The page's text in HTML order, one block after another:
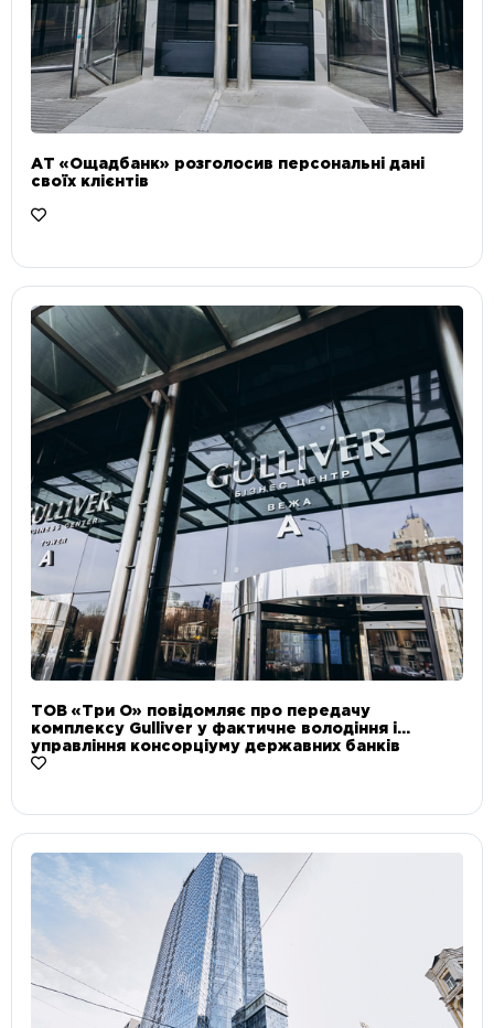
АТ «Ощадбанк» розголосив персональні дані
своїх клієнтів
ТОВ «Три О» повідомляє про передачу
комплексу Gulliver у фактичне володіння і
управління консорціуму державних банків